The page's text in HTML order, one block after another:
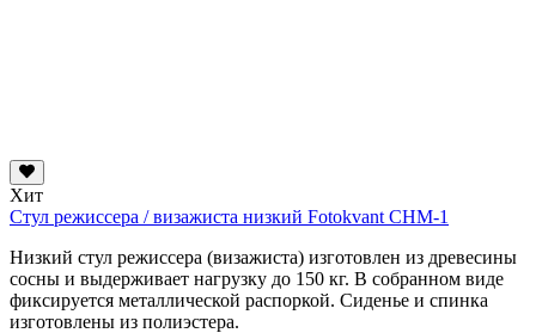
Хит
Стул режиссера / визажиста низкий Fotokvant CHM-1
Низкий стул режиссера (визажиста) изготовлен из древесины
сосны и выдерживает нагрузку до 150 кг. В собранном виде
фиксируется металлической распоркой. Сиденье и спинка
изготовлены из полиэстера.